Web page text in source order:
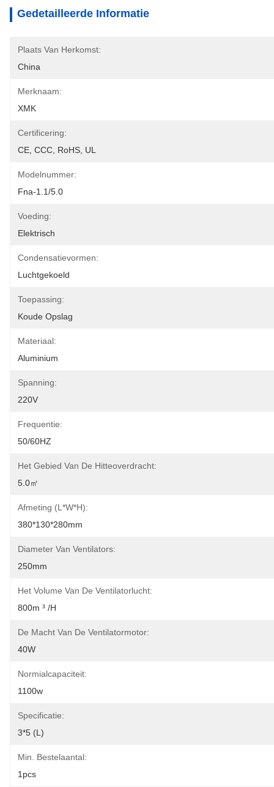
Gedetailleerde Informatie
Plaats Van Herkomst:
China
Merknaam:
XMK
Certificering:
CE, CCC, RoHS, UL
Modelnummer:
Fna-1.1/5.0
Voeding:
Elektrisch
Condensatievormen:
Luchtgekoeld
Toepassing:
Koude Opslag
Materiaal:
Aluminium
Spanning:
220V
Frequentie:
50/60HZ
Het Gebied Van De Hitteoverdracht:
5.0㎡
Afmeting (L*W*H):
380*130*280mm
Diameter Van Ventilators:
250mm
Het Volume Van De Ventilatorlucht:
800m ³ /h
De Macht Van De Ventilatormotor:
40W
Normialcapaciteit:
1100w
Specificatie:
3*5 (L)
Min. Bestelaantal:
1pcs